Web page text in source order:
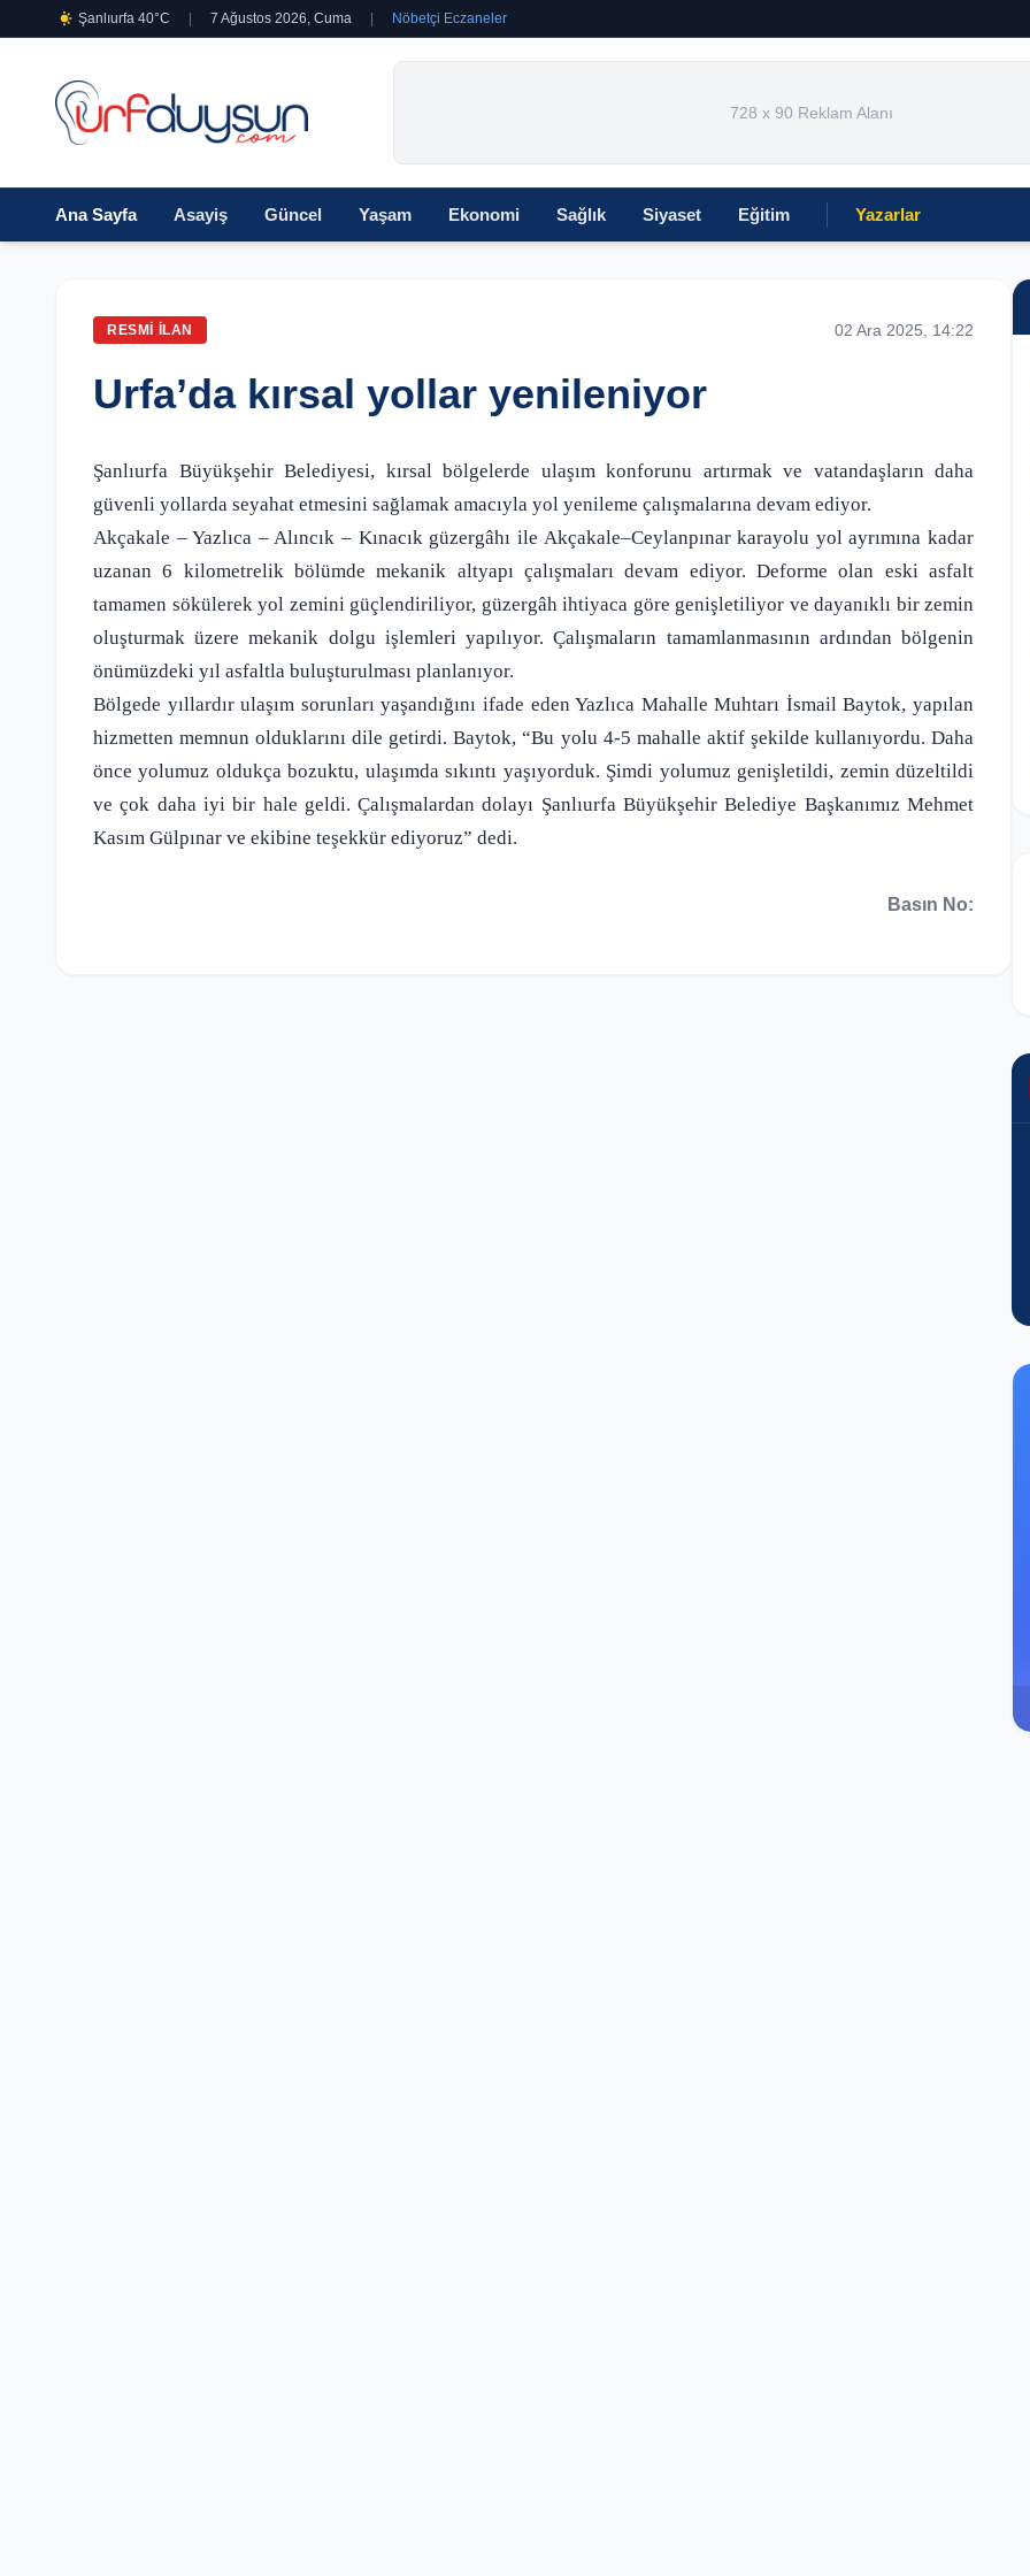
Şanlıurfa 40°C 7 Ağustos 2026, Cuma Nöbetçi Eczaneler
728 x 90 Reklam Alanı
Ana Sayfa Asayiş Güncel Yaşam Ekonomi Sağlık Siyaset Eğitim Yazarlar
RESMI İLAN 02 Ara 2025, 14:22
Urfa’da kırsal yollar yenileniyor
Şanlıurfa Büyükşehir Belediyesi, kırsal bölgelerde ulaşım konforunu artırmak ve vatandaşların daha
güvenli yollarda seyahat etmesini sağlamak amacıyla yol yenileme çalışmalarına devam ediyor.
Akçakale – Yazlıca – Alıncık – Kınacık güzergâhı ile Akçakale–Ceylanpınar karayolu yol ayrımına kadar
uzanan 6 kilometrelik bölümde mekanik altyapı çalışmaları devam ediyor. Deforme olan eski asfalt
tamamen sökülerek yol zemini güçlendiriliyor, güzergâh ihtiyaca göre genişletiliyor ve dayanıklı bir zemin
oluşturmak üzere mekanik dolgu işlemleri yapılıyor. Çalışmaların tamamlanmasının ardından bölgenin
önümüzdeki yıl asfaltla buluşturulması planlanıyor.
Bölgede yıllardır ulaşım sorunları yaşandığını ifade eden Yazlıca Mahalle Muhtarı İsmail Baytok, yapılan
hizmetten memnun olduklarını dile getirdi. Baytok, “Bu yolu 4-5 mahalle aktif şekilde kullanıyordu. Daha
önce yolumuz oldukça bozuktu, ulaşımda sıkıntı yaşıyorduk. Şimdi yolumuz genişletildi, zemin düzeltildi
ve çok daha iyi bir hale geldi. Çalışmalardan dolayı Şanlıurfa Büyükşehir Belediye Başkanımız Mehmet
Kasım Gülpınar ve ekibine teşekkür ediyoruz” dedi.
Basın No: